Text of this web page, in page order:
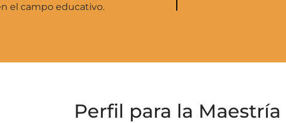
el campo educativo.
Perfil para la Maestría